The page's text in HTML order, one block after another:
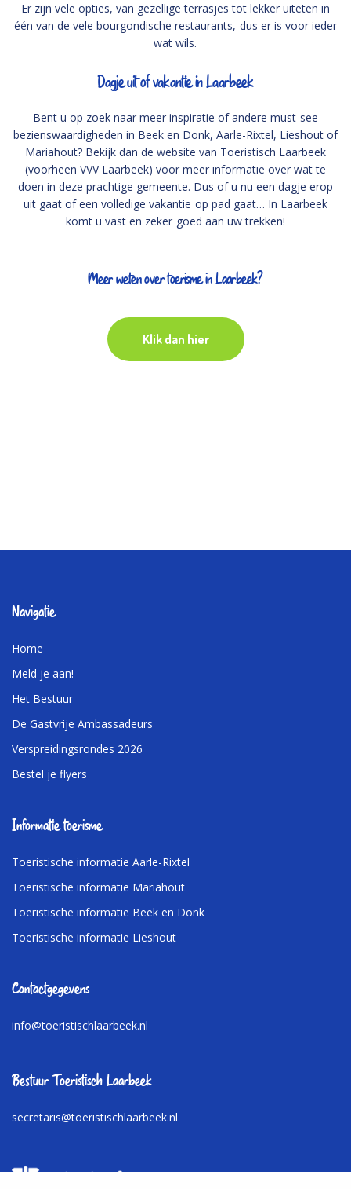
Er zijn vele opties, van gezellige terrasjes tot lekker uiteten in
één van de vele bourgondische restaurants, dus er is voor ieder
wat wils.
Dagje uit of vakantie in Laarbeek
Bent u op zoek naar meer inspiratie of andere must-see
bezienswaardigheden in Beek en Donk, Aarle-Rixtel, Lieshout of
Mariahout? Bekijk dan de website van Toeristisch Laarbeek
(voorheen VVV Laarbeek) voor meer informatie over wat te
doen in deze prachtige gemeente. Dus of u nu een dagje erop
uit gaat of een volledige vakantie op pad gaat… In Laarbeek
komt u vast en zeker goed aan uw trekken!
Meer weten over toerisme in Laarbeek?
Klik dan hier
Navigatie
Home
Meld je aan!
Het Bestuur
De Gastvrije Ambassadeurs
Verspreidingsrondes 2026
Bestel je flyers
Informatie toerisme
Toeristische informatie Aarle-Rixtel
Toeristische informatie Mariahout
Toeristische informatie Beek en Donk
Toeristische informatie Lieshout
Contactgegevens
info@toeristischlaarbeek.nl
Bestuur Toeristisch Laarbeek
secretaris@toeristischlaarbeek.nl